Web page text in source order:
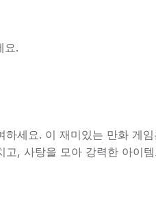
요.
세요. 이 재미있는 만화 게
, 사탕을 모아 강력한 아이